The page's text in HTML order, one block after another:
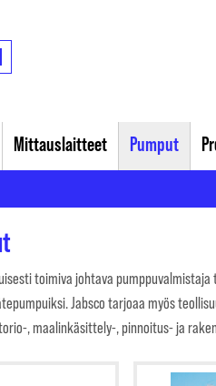
Mittauslaitteet Pumput
toimiva johtava
Jabsco tarjoaa myös
, maalinkäsittely-, pinnoitus- ja